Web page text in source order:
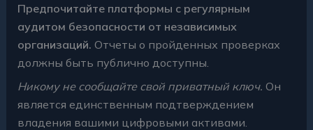
Предпочитайте платформы с регулярным
аудитом безопасности от независимых
организаций. Отчеты о пройденных проверках
должны быть публично доступны.
Никому не сообщайте свой приватный ключ. Он
является единственным подтверждением
владения вашими цифровыми активами.